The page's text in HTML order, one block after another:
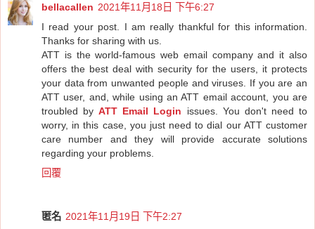
bellacallen 2021年11月18日 下午6:27
I read your post. I am really thankful for this information.
Thanks for sharing with us.
ATT is the world-famous web email company and it also
offers the best deal with security for the users, it protects
your data from unwanted people and viruses. If you are an
ATT user, and, while using an ATT email account, you are
troubled byATT Email Login issues. You don't need to
worry, in this case, you just need to dial our ATT customer
care number and they will provide accurate solutions
regarding your problems.
回覆
匿名 2021年11月19日 下午2:27